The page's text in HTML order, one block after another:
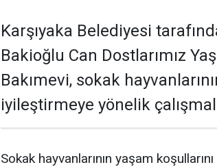
Karşıyaka Belediyesi
Bakioğlu Can Dostlarımız
Bakımevi, sokak
iyileştirmeye yönelik
Sokak hayvanlarının yaşam